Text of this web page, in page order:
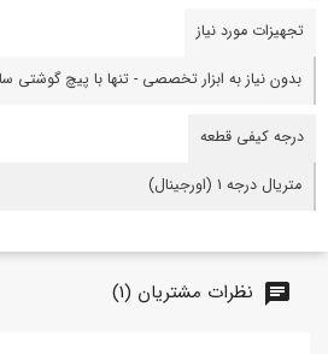
تجهیزات مورد نیاز
بدون نیاز به ابزار تخصصی - تنها با پیچ گوشتی
درجه کیفی قطعه
متریال درجه 1 (اورجینال)
chat نظرات مشتریان (1)